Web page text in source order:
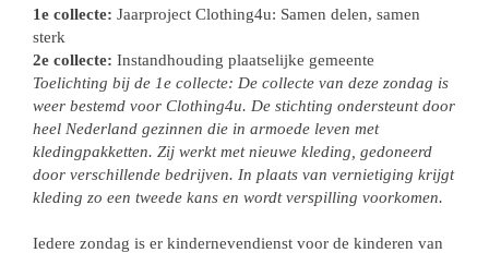
1e collecte: Jaarproject Clothing4u: Samen delen, samen
sterk
2e collecte: Instandhouding plaatselijke gemeente
Toelichting bij de 1e collecte: De collecte van deze zondag is
weer bestemd voor Clothing4u. De stichting ondersteunt door
heel Nederland gezinnen die in armoede leven met
kledingpakketten. Zij werkt met nieuwe kleding, gedoneerd
door verschillende bedrijven. In plaats van vernietiging krijgt
kleding zo een tweede kans en wordt verspilling voorkomen.
Iedere zondag is er kindernevendienst voor de kinderen van